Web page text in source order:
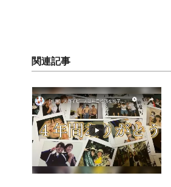
関連記事